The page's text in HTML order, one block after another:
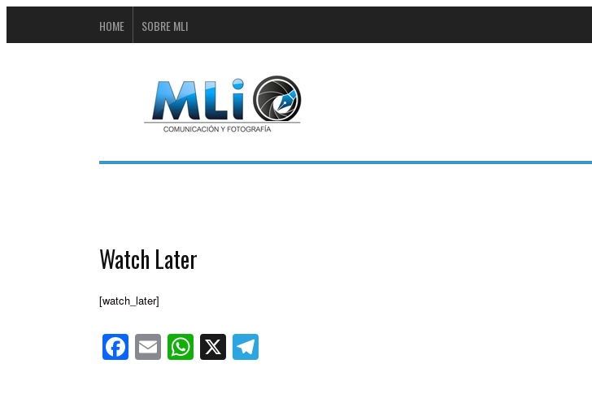
HOME SOBRE MLI
Watch Later
[watch_later]
Facebook
EmailWhatsApp
X